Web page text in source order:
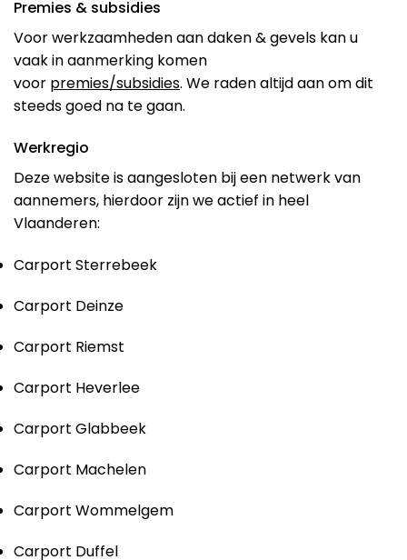
Premies & subsidies
Voor werkzaamheden aan daken & gevels kan u
vaak in aanmerking komen
voor premies/subsidies. We raden altijd aan om dit
steeds goed na te gaan.
Werkregio
Deze website is aangesloten bij een netwerk van
aannemers, hierdoor zijn we actief in heel
Vlaanderen:
Carport Sterrebeek
Carport Deinze
Carport Riemst
Carport Heverlee
Carport Glabbeek
Carport Machelen
Carport Wommelgem
Carport Duffel